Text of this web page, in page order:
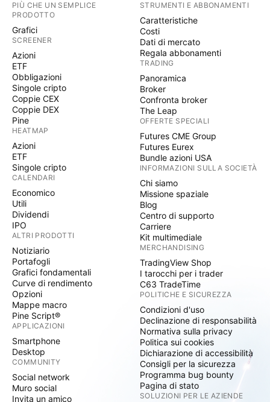
PIÙ CHE UN SEMPLICE
PRODOTTO
Grafici
SCREENER
Azioni
ETF
Obbligazioni
Singole cripto
Coppie CEX
Coppie DEX
Pine
HEATMAP
Azioni
ETF
Singole cripto
CALENDARI
Economico
Utili
Dividendi
IPO
ALTRI PRODOTTI
Notiziario
Portafogli
Grafici fondamentali
Curve di rendimento
Opzioni
Mappe macro
Pine Script®
APPLICAZIONI
Smartphone
Desktop
COMMUNITY
Social network
Muro social
Invita un amico
STRUMENTI E ABBONAMENTI
Caratteristiche
Costi
Dati di mercato
Regala abbonamenti
TRADING
Panoramica
Broker
Confronta broker
The Leap
OFFERTE SPECIALI
Futures CME Group
Futures Eurex
Bundle azioni USA
INFORMAZIONI SULLA SOCIETÀ
Chi siamo
Missione spaziale
Blog
Centro di supporto
Carriere
Kit multimediale
MERCHANDISING
TradingView Shop
I tarocchi per i trader
C63 TradeTime
POLITICHE E SICUREZZA
Condizioni d'uso
Declinazione di responsabilità
Normativa sulla privacy
Politica sui cookies
Dichiarazione di accessibilità
Consigli per la sicurezza
Programma bug bounty
Pagina di stato
SOLUZIONI PER LE AZIENDE